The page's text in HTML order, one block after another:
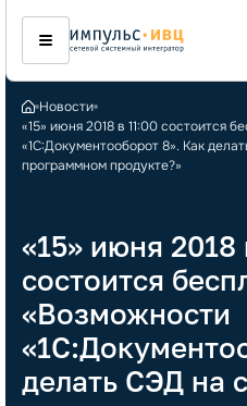
Новости
«15» июня 2018 в 11:00 состоится
«1С:Документооборот 8». Как
программном продукте?»
«15» июня 2018
состоится
«Возможности
делать СЭД на